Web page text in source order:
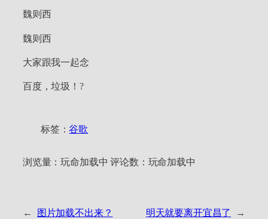
魏则西
魏则西
大家跟我一起念
百度，垃圾！?
标签：谷歌
浏览量：玩命加载中 评论数： 玩命加载中
← 图片加载不出来？ 明天就要离开宜昌了 →